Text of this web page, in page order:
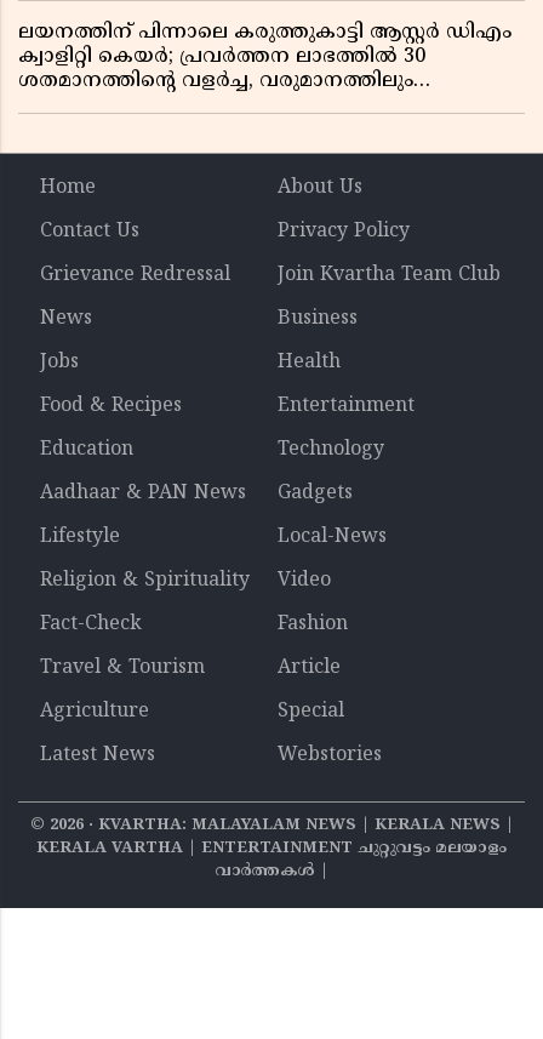
ലയനത്തിന് പിന്നാലെ കരുത്തുകാട്ടി ആസ്റ്റർ ഡിഎം
ക്വാളിറ്റി കെയർ; പ്രവർത്തന ലാഭത്തിൽ 30
ശതമാനത്തിൻ്റെ വളർച്ച, വരുമാനത്തിലും
Home
About Us
Contact Us
Privacy Policy
Grievance Redressal
Join Kvartha Team Club
News
Business
Jobs
Health
Food & Recipes
Entertainment
Education
Technology
Aadhaar & PAN News
Gadgets
Lifestyle
Local-News
Religion & Spirituality
Video
Fact-Check
Fashion
Travel & Tourism
Article
Agriculture
Special
Latest News
Webstories
© 2026‧ KVARTHA: MALAYALAM NEWS | KERALA NEWS |
KERALA VARTHA | ENTERTAINMENT ചുറ്റുവട്ടം മലയാളം
വാര്‍ത്തകൾ |